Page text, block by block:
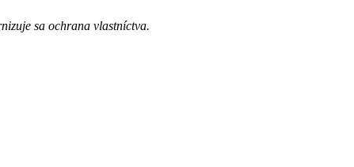
sa ochrana vlastníctva.